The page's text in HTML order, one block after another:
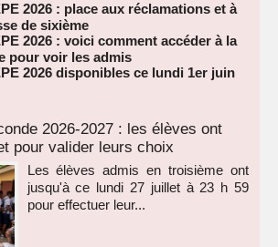
2026 : place aux réclamations et à
de sixième
2026 : voici comment accéder à la
pour voir les admis
2026 disponibles ce lundi 1er juin
2026-2027 : les élèves ont
pour valider leurs choix
Les élèves admis en troisième ont
jusqu'à ce lundi 27 juillet à 23 h 59
pour effectuer leur...